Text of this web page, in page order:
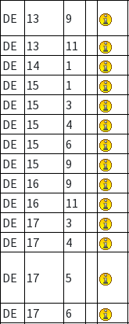
DE 13 9
DE
13 11
DE
14 1
DE
15 1
DE
15 3
DE
15 4
DE
15 6
DE
15 9
DE
16 9
DE
16 11
DE
17 3
DE
17 4
DE 17 5
DE 17 6